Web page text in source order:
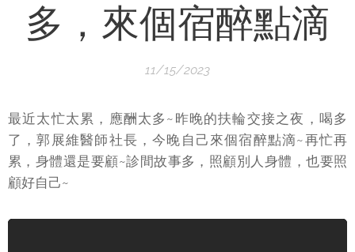
多，來個宿醉點滴
11/15/2023
最近太忙太累，應酬太多~昨晚的扶輪交接之夜，喝多
了，郭展維醫師社長，今晚自己來個宿醉點滴~再忙再
累，身體還是要顧~診間故事多，照顧別人身體，也要照
顧好自己~